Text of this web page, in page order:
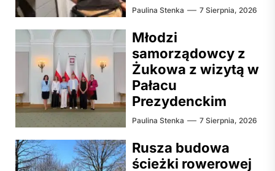
Paulina Stenka 7 Sierpnia, 2026
Młodzi
samorządowcy z
Żukowa z wizytą w
Pałacu
Prezydenckim
Paulina Stenka 7 Sierpnia, 2026
Rusza budowa
ścieżki rowerowej